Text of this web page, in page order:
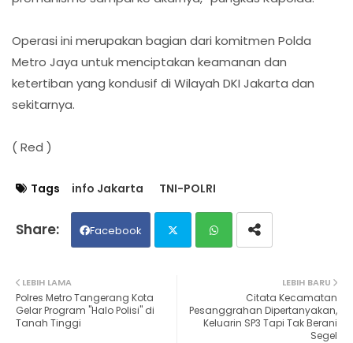
Operasi ini merupakan bagian dari komitmen Polda
Metro Jaya untuk menciptakan keamanan dan
ketertiban yang kondusif di Wilayah DKI Jakarta dan
sekitarnya.
( Red )
Tags info Jakarta TNI-POLRI
Facebook
LEBIH BARU
Citata Kecamatan
Pesanggrahan Dipertanyakan,
Keluarin SP3 Tapi Tak Berani
Segel
LEBIH LAMA
Polres Metro Tangerang Kota
Gelar Program "Halo Polisi" di
Tanah Tinggi